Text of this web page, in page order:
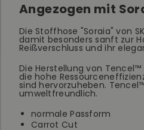
Modal
Hose
grün
Modal
Hose
grün
Angezogen mit
Die Stoffhose "Soraia" von
damit besonders sanft zur
Reißverschluss und ihr
Die Herstellung von
die hohe
sind hervorzuheben.
umweltfreundlich.
normale Passform
Carrot Cut